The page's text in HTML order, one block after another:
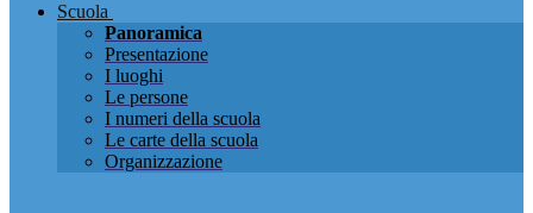
Scuola
Panoramica
Presentazione
I luoghi
Le persone
I numeri della scuola
Le carte della scuola
Organizzazione